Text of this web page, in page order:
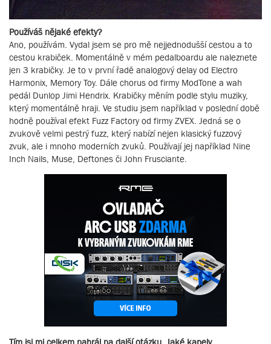
Používáš nějaké efekty?
Ano, používám. Vydal jsem se pro mě nejjednodušší cestou a to
cestou krabiček. Momentálně v mém pedalboardu ale naleznete
jen 3 krabičky. Je to v první řadě analogový delay od Electro
Harmonix, Memory Toy. Dále chorus od firmy ModTone a wah
pedál Dunlop Jimi Hendrix. Krabičky měním podle stylu muziky,
který momentálně hraji. Ve studiu jsem například v poslední době
hodně používal efekt Fuzz Factory od firmy ZVEX. Jedná se o
zvukově velmi pestrý fuzz, který nabízí nejen klasický fuzzový
zvuk, ale i mnoho moderních zvuků. Používají jej například Nine
Inch Nails, Muse, Deftones či John Frusciante.